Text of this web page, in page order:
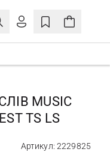
ОБЛІКІВКА
зареєстровані?
ОБЛІКІВКУ
MUSIC
TS LS
Артикул: 2229825